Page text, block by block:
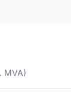
MVA)